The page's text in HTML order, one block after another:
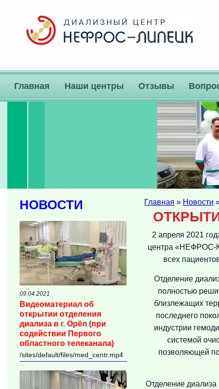
Главная Наши центры Отзывы
Главная » Новости
2 апреля 2021
центра «НЕФРОС-
всех
Отделение
полностью
близлежащих
последнего
индустрии
системой
позволяющей
Отделение диализа
НОВОСТИ
09.04.2021
Видеоматериал об
открытии отделения
диализа в г. Орёл (при
содействии Первого
областного телеканала)
/sites/default/files/med_centr.mp4